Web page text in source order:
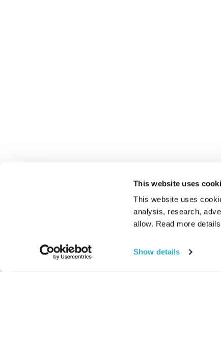
This website uses
This website uses
analysis, research,
allow. Read more
Show details